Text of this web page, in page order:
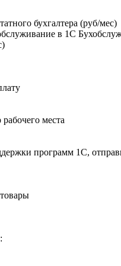
бухгалтера (руб/мес)
в 1С
места
программ 1С,